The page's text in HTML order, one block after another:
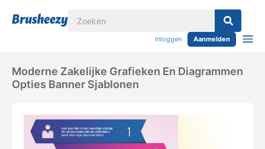
Inloggen Aanmelden
Moderne Zakelijke Grafieken En Diagrammen
Opties Banner Sjablonen